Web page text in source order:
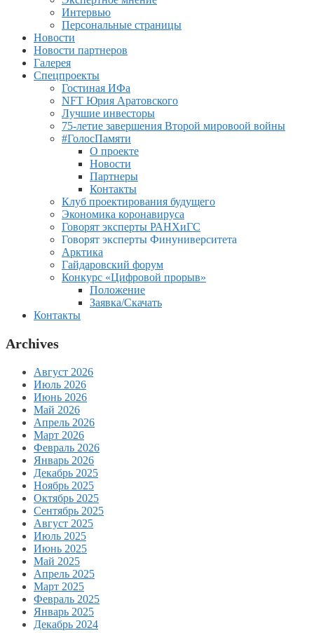
Интервью
Персональные страницы
Новости
Новости партнеров
Галерея
Спецпроекты
Гостиная ИФа
NFT Юрия Аратовского
Лучшие инвесторы
75-летие завершения Второй мировоой войны
#ГолосПамяти
О проекте
Новости
Партнеры
Контакты
Клуб проектирования будущего
Экономика коронавируса
Говорят эксперты РАНХиГС
Говорят эксперты Финуниверситета
Арктика
Гайдаровский форум
Конкурс «Цифровой прорыв»
Положение
Заявка/Скачать
Контакты
Archives
Август 2026
Июль 2026
Июнь 2026
Май 2026
Апрель 2026
Март 2026
Февраль 2026
Январь 2026
Декабрь 2025
Ноябрь 2025
Октябрь 2025
Сентябрь 2025
Август 2025
Июль 2025
Июнь 2025
Май 2025
Апрель 2025
Март 2025
Февраль 2025
Январь 2025
Декабрь 2024